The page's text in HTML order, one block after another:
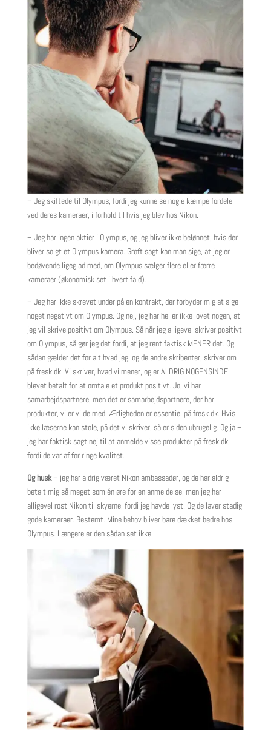
– Jeg skiftede til Olympus, fordi jeg kunne se nogle kæmpe fordele
ved deres kameraer, i forhold til hvis jeg blev hos Nikon.
– Jeg har ingen aktier i Olympus, og jeg bliver ikke belønnet, hvis der
bliver solgt et Olympus kamera. Groft sagt kan man sige, at jeg er
bedøvende ligeglad med, om Olympus sælger flere eller færre
kameraer (økonomisk set i hvert fald).
– Jeg har ikke skrevet under på en kontrakt, der forbyder mig at sige
noget negativt om Olympus. Og nej, jeg har heller ikke lovet nogen, at
jeg vil skrive positivt om Olympus. Så når jeg alligevel skriver positivt
om Olympus, så gør jeg det fordi, at jeg rent faktisk MENER det. Og
sådan gælder det for alt hvad jeg, og de andre skribenter, skriver om
på fresk.dk. Vi skriver, hvad vi mener, og er ALDRIG NOGENSINDE
blevet betalt for at omtale et produkt positivt. Jo, vi har
samarbejdspartnere, men det er samarbejdspartnere, der har
produkter, vi er vilde med. Ærligheden er essentiel på fresk.dk. Hvis
ikke læserne kan stole, på det vi skriver, så er siden ubrugelig. Og ja –
jeg har faktisk sagt nej til at anmelde visse produkter på fresk.dk,
fordi de var af for ringe kvalitet.
Og husk– jeg har aldrig været Nikon ambassadør, og de har aldrig
betalt mig så meget som én øre for en anmeldelse, men jeg har
alligevel rost Nikon til skyerne, fordi jeg havde lyst. Og de laver stadig
gode kameraer. Bestemt. Mine behov bliver bare dækket bedre hos
Olympus. Længere er den sådan set ikke.